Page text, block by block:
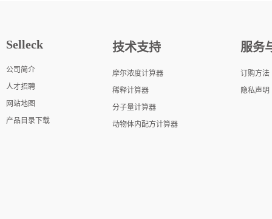
Selleck
公司简介
人才招聘
网站地图
产品目录下载
技术支持
摩尔浓度计算器
稀释计算器
分子量计算器
动物体内配方计算器
服务
订购方法
隐私声明